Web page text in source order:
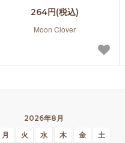
264円(税込)
Moon Clover
2026年8月
月 火 水 木 金
土